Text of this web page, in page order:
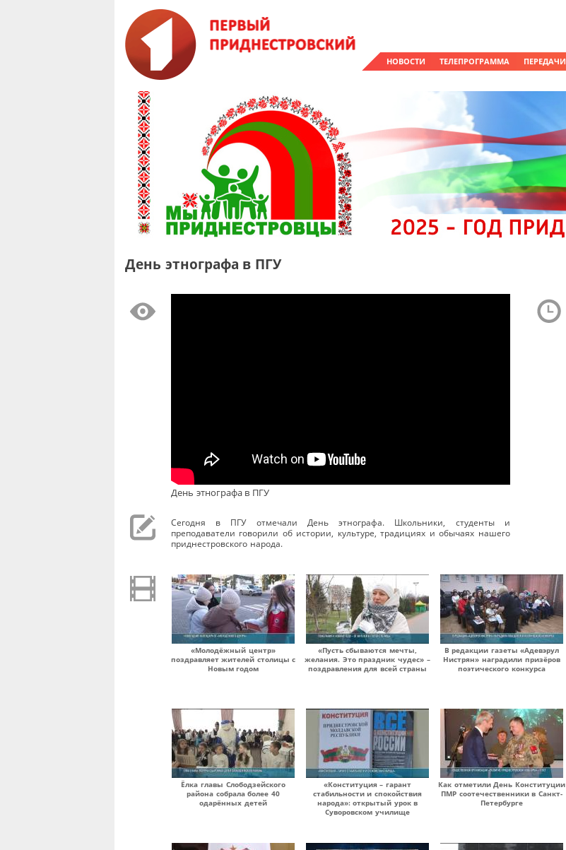
НОВОСТИ ТЕЛЕПРОГРАММА ПЕРЕДАЧИ
День этнографа в ПГУ
День этнографа в ПГУ
Сегодня в ПГУ отмечали День этнографа. Школьники, студенты и
преподаватели говорили об истории, культуре, традициях и обычаях нашего
приднестровского народа.
«Молодёжный центр»
поздравляет жителей столицы с
Новым годом
«Пусть сбываются мечты,
желания. Это праздник чудес» –
поздравления для всей страны
В редакции газеты «Адевэрул
Нистрян» наградили призёров
поэтического конкурса
Ёлка главы Слободзейского
района собрала более 40
одарённых детей
«Конституция – гарант
стабильности и спокойствия
народа»: открытый урок в
Суворовском училище
Как отметили День Конституции
ПМР соотечественники в Санкт-
Петербурге